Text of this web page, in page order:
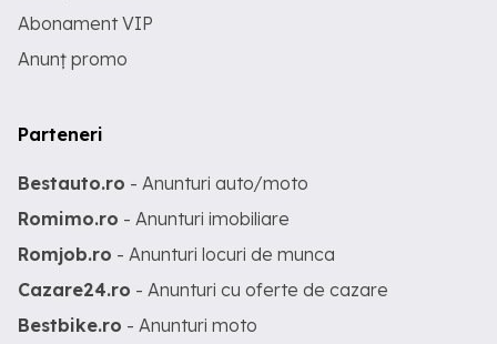
Abonament VIP
Anunț promo
Parteneri
Bestauto.ro - Anunturi auto/moto
Romimo.ro - Anunturi imobiliare
Romjob.ro - Anunturi locuri de munca
Cazare24.ro - Anunturi cu oferte de cazare
Bestbike.ro - Anunturi moto